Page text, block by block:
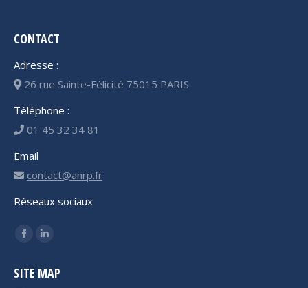
CONTACT
Adresse :
26 rue Sainte-Félicité 75015 PARIS
Téléphone :
01 45 32 34 81
Email
contact@anrp.fr
Réseaux sociaux
Trouvez nous sur :
Facebook
opens
LinkedIn
opens
SITE MAP